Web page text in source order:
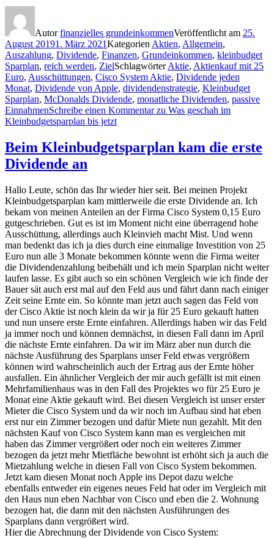
Autorfinanzielles grundeinkommenVeröffentlicht am 25.
August 20191. März 2021Kategorien Aktien, Allgemein,
Auszahlung, Dividende, Finanzen, Grundeinkommen, kleinbudget
Sparplan, reich werden, ZielSchlagwörterAktie, Aktienkauf mit 25
Euro, Ausschüttungen, Cisco System Aktie, Dividende jeden
Monat, Dividende von Apple, dividendenstrategie, Kleinbudget
Sparplan, McDonalds Dividende, monatliche Dividenden, passive
EinnahmenSchreibe einen Kommentarzu Was geschah im
Kleinbudgetsparplan bis jetzt
Beim Kleinbudgetsparplan kam die erste
Dividende an
Hallo Leute, schön das Ihr wieder hier seit. Bei meinen Projekt
Kleinbudgetsparplan kam mittlerweile die erste Dividende an. Ich
bekam von meinen Anteilen an der Firma Cisco System 0,15 Euro
gutgeschrieben. Gut es ist im Moment nicht eine überragend hohe
Ausschüttung, allerdings auch Kleinvieh macht Mist. Und wenn
man bedenkt das ich ja dies durch eine einmalige Investition von 25
Euro nun alle 3 Monate bekommen könnte wenn die Firma weiter
die Dividendenzahlung beibehält und ich mein Sparplan nicht weiter
laufen lasse. Es gibt auch so ein schönen Vergleich wie ich finde der
Bauer sät auch erst mal auf den Feld aus und fährt dann nach einiger
Zeit seine Ernte ein. So könnte man jetzt auch sagen das Feld von
der Cisco Aktie ist noch klein da wir ja für 25 Euro gekauft hatten
und nun unsere erste Ernte einfahren. Allerdings haben wir das Feld
ja immer noch und können demnächst, in diesen Fall dann im April
die nächste Ernte einfahren. Da wir im März aber nun durch die
nächste Ausführung des Sparplans unser Feld etwas vergrößern
können wird wahrscheinlich auch der Ertrag aus der Ernte höher
ausfallen. Ein ähnlicher Vergleich der mir auch gefällt ist mit einen
Mehrfamilienhaus was in den Fall des Projektes wo für 25 Euro je
Monat eine Aktie gekauft wird. Bei diesen Vergleich ist unser erster
Mieter die Cisco System und da wir noch im Aufbau sind hat eben
erst nur ein Zimmer bezogen und dafür Miete nun gezahlt. Mit den
nächsten Kauf von Cisco System kann man es vergleichen mit
haben das Zimmer vergrößert oder noch ein weiteres Zimmer
bezogen da jetzt mehr Mietfläche bewohnt ist erhöht sich ja auch die
Mietzahlung welche in diesen Fall von Cisco System bekommen.
Jetzt kam diesen Monat noch Apple ins Depot dazu welche
ebenfalls entweder ein eigenes neues Feld hat oder im Vergleich mit
den Haus nun eben Nachbar von Cisco und eben die 2. Wohnung
bezogen hat, die dann mit den nächsten Ausführungen des
Sparplans dann vergrößert wird.
Hier die Abrechnung der Dividende von Cisco System: